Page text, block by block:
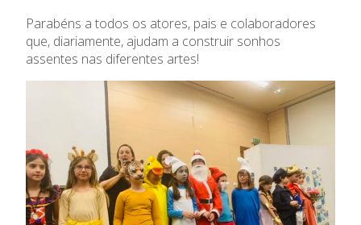
Ano Letivo
Admissão
Informações
APEE
Notícias
Parabéns a todos os atores, pais e colaboradores
que, diariamente, ajudam a construir sonhos
assentes nas diferentes artes!